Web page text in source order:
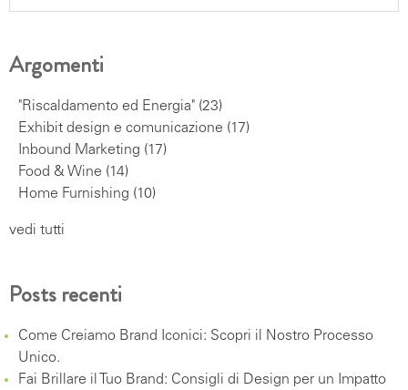
Argomenti
"Riscaldamento ed Energia" (23)
Exhibit design e comunicazione (17)
Inbound Marketing (17)
Food & Wine (14)
Home Furnishing (10)
vedi tutti
Posts recenti
Come Creiamo Brand Iconici: Scopri il Nostro Processo
Unico.
Fai Brillare il Tuo Brand: Consigli di Design per un Impatto